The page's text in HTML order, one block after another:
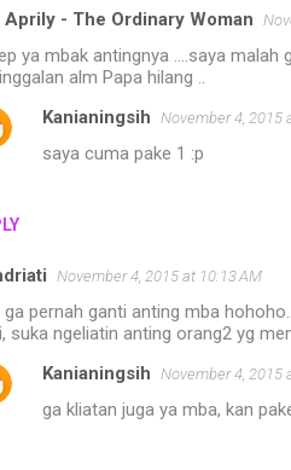
Aprily - The Ordinary Woman
ya mbak antingnya ....saya
alm Papa hilang ..
Kanianingsih November 4, 2015
saya cuma pake 1 :p
November 4, 2015 at 10:13 AM
ga pernah ganti anting mba
suka ngeliatin anting orang2 yg
Kanianingsih November 4, 2015
ga kliatan juga ya mba, kan